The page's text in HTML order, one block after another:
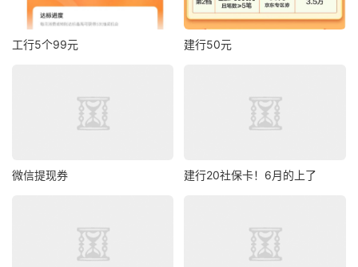
工行5个99元 建行50元
微信提现券 建行20社保卡！6月的上了